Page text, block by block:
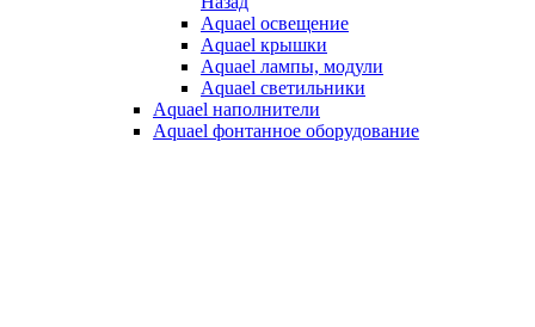
Aquael освещение
Aquael крышки
Aquael лампы, модули
Aquael светильники
Aquael наполнители
Aquael фонтанное оборудование